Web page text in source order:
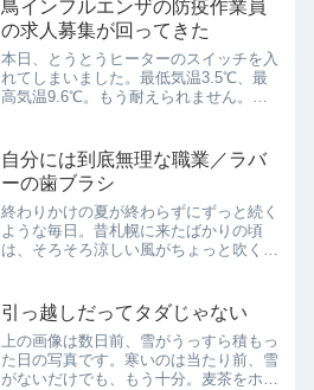
る魚も、骨取りと書かれ...
鳥インフルエンザの防疫作業員
の求人募集が回ってきた
本日、とうとうヒーターのスイッチを入
れてしまいました。最低気温3.5℃、最
高気温9.6℃。もう耐えられません。関
けれど…今度はその場を離れるのに時間
がかかりました。スマ...
自分には到底無理な職業／ラバ
ーの歯ブラシ
終わりかけの夏が終わらずにずっと続く
ような毎日。昔札幌に来たばかりの頃
は、そろそろ涼しい風がちょっと吹く日
食べたいけれど、値段的にカットスイカ
の小さいパックが関の山です...
引っ越しだってタダじゃない
上の画像は数日前、雪がうっすら積もっ
た日の写真です。寒いのは当たり前、雪
がないだけでも、もう十分。麦茶をホッ